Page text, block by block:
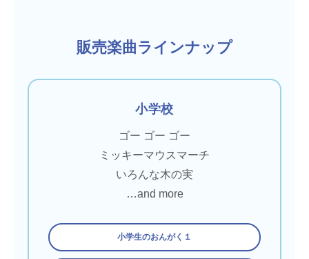
販売楽曲ラインナップ
小学校
ゴー ゴー ゴー
ミッキーマウスマーチ
いろんな木の実
…and more
小学生のおんがく１